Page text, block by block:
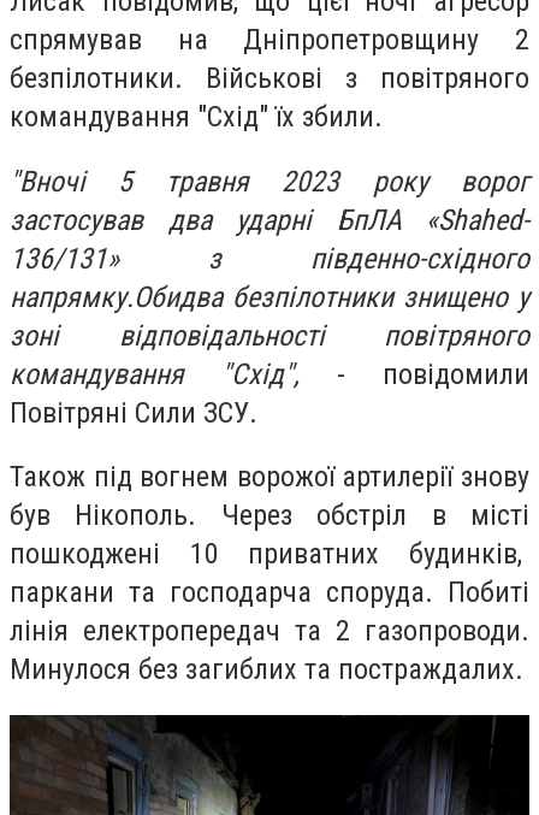
спрямував на Днiпропетровщину 2
безпiлотники. Вiйськовi з повiтряного
командування "Схiд" їх збили.
"Вночі 5 травня 2023 року ворог
застосував два ударні БпЛА «Shahed-
136/131» з південно-східного
напрямку.Обидва безпілотники знищено у
зоні відповідальності повітряного
командування "Схід", - повідомили
Повітряні Сили ЗСУ.
Також під вогнем ворожої артилерії знову
був Нікополь. Через обстріл в місті
пошкодженi 10 приватних будинків,
паркани та господарча споруда. Побитi
лінія електропередач та 2 газопроводи.
Минулося без загиблих та постраждалих.